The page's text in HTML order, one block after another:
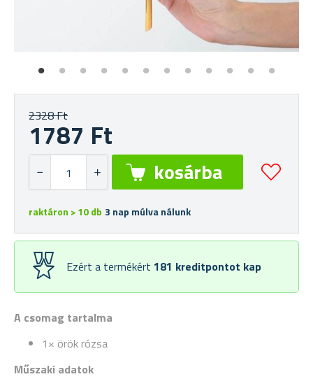
A csomag tartalma
1× örök rózsa
Műszaki adatok
2328 Ft
1787 Ft
raktáron > 10 db 3 nap múlva nálunk
Ezért a termékért 181 kreditpontot kap